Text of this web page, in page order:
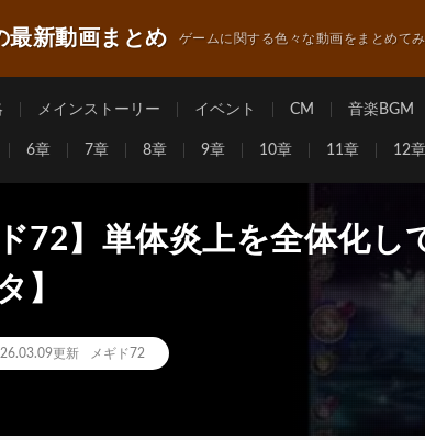
最新動画まとめ ゲームに関する色々な動画をまとめてみ
メインストーリー イベント CM 音楽BGM
6章 7章 8章 9章 10章 11章 12章
ド72】単体炎上を全体化し
】
更新 メギド72